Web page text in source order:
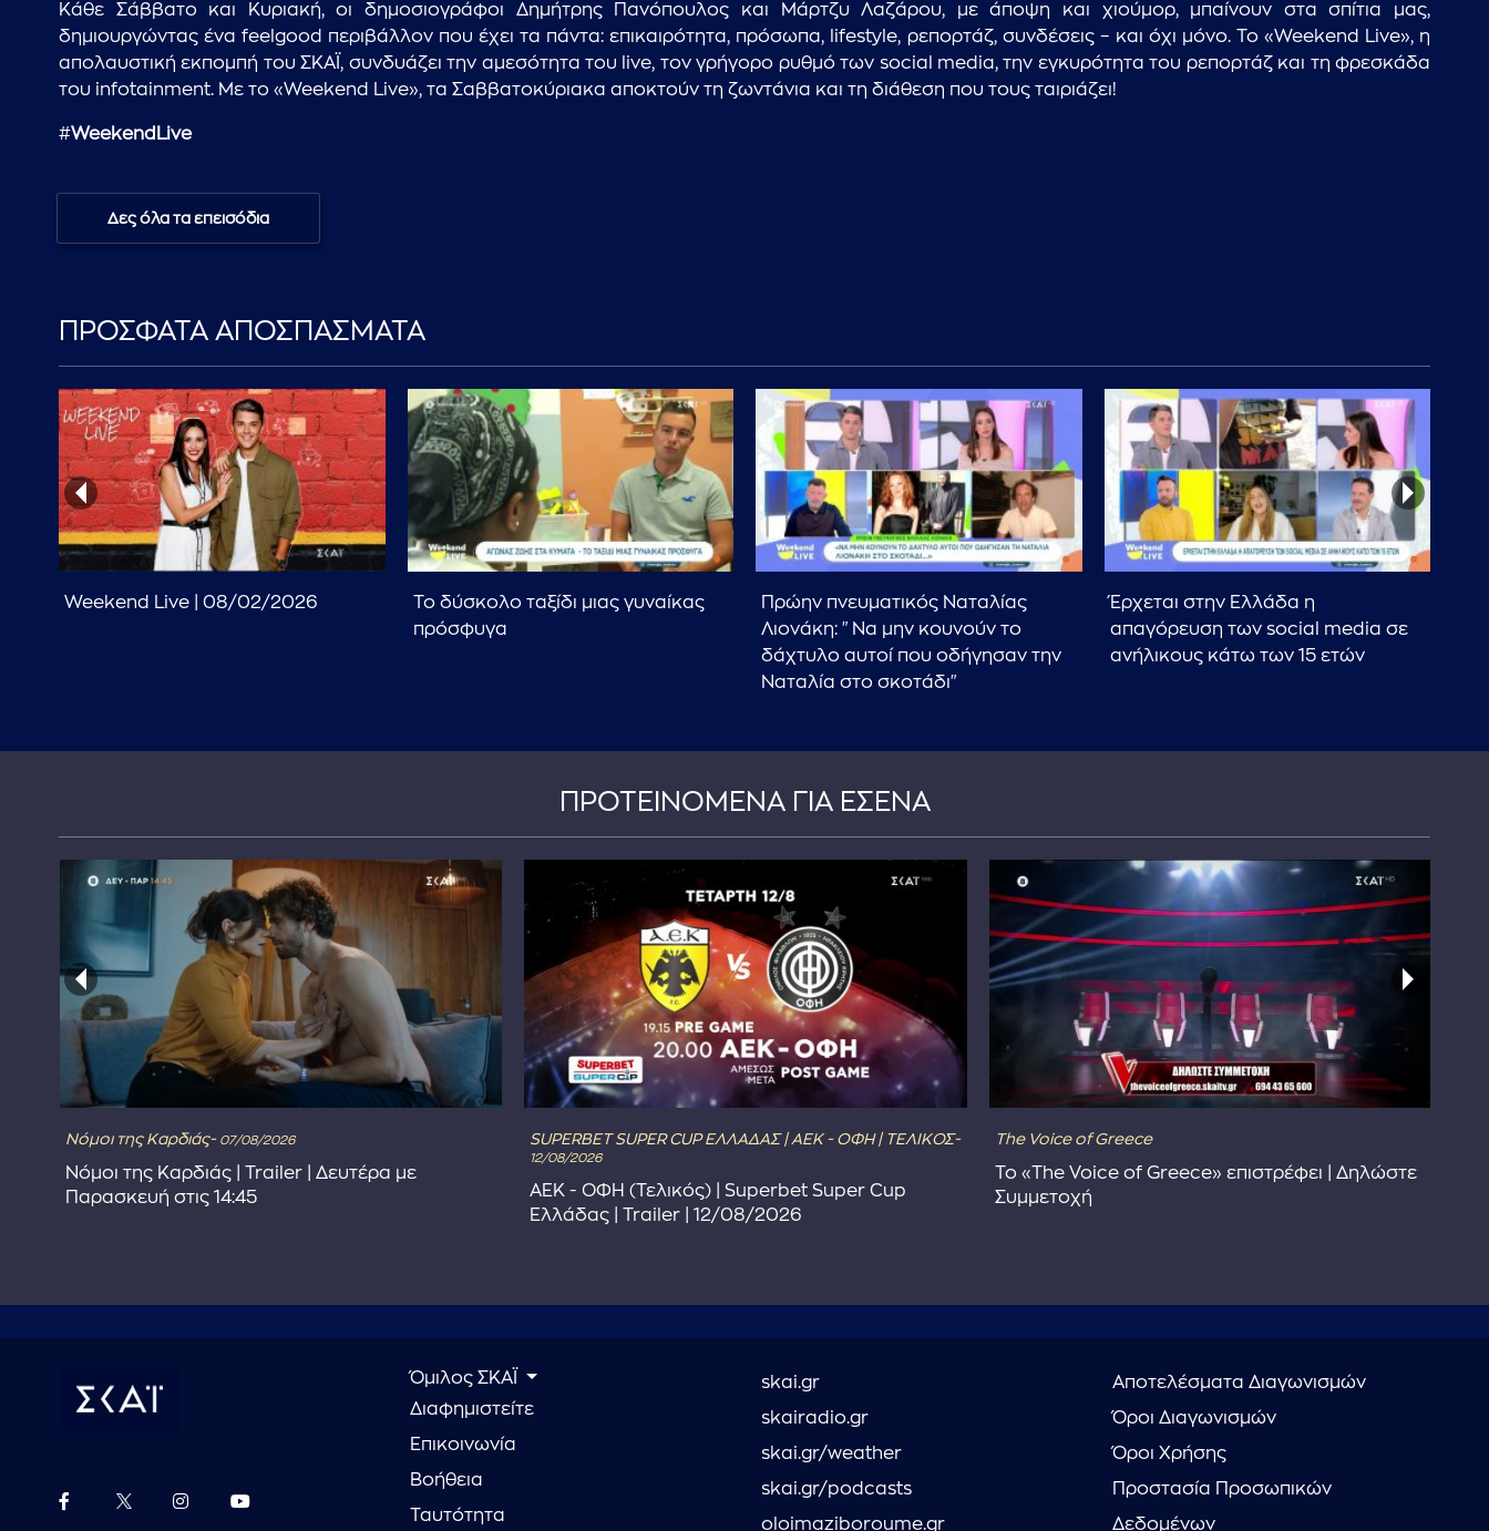
Κάθε Σάββατο και Κυριακή, οι δημοσιογράφοι Δημήτρης Πανόπουλος και Μάρτζυ Λαζάρου, με άποψη και χιούμορ, μπαίνουν στα σπίτια μας,
δημιουργώντας ένα feelgood περιβάλλον που έχει τα πάντα: επικαιρότητα, πρόσωπα, lifestyle, ρεπορτάζ, συνδέσεις – και όχι μόνο. Το «Weekend Live», η
απολαυστική εκπομπή του ΣΚΑΪ, συνδυάζει την αμεσότητα του live, τον γρήγορο ρυθμό των social media, την εγκυρότητα του ρεπορτάζ και τη φρεσκάδα
του infotainment. Με το «Weekend Live», τα Σαββατοκύριακα αποκτούν τη ζωντάνια και τη διάθεση που τους ταιριάζει!
#WeekendLive
Δες όλα τα επεισόδια
ΠΡΟΣΦΑΤΑ ΑΠΟΣΠΑΣΜΑΤΑ
Weekend Live | 08/02/2026
Το δύσκολο ταξίδι μιας γυναίκας
πρόσφυγα
Πρώην πνευματικός Ναταλίας
Λιονάκη: "Να μην κουνούν το
δάχτυλο αυτοί που οδήγησαν την
Ναταλία στο σκοτάδι"
Έρχεται στην Ελλάδα η
απαγόρευση των social media σε
ανήλικους κάτω των 15 ετών
ΠΡΟΤΕΙΝΟΜΕΝΑ ΓΙΑ ΕΣΕΝΑ
Νόμοι της Καρδιάς- 07/08/2026
Νόμοι της Καρδιάς | Trailer | Δευτέρα με
Παρασκευή στις 14:45
SUPERBET SUPER CUP ΕΛΛΑΔΑΣ | ΑΕΚ - ΟΦΗ | ΤΕΛΙΚΟΣ-
12/08/2026
ΑΕΚ - ΟΦΗ (Τελικός) | Superbet Super Cup
Ελλάδας | Trailer | 12/08/2026
The Voice of Greece
Το «The Voice of Greece» επιστρέφει | Δηλώστε
Συμμετοχή
Όμιλος ΣΚΑΪ
Διαφημιστείτε
Επικοινωνία
Βοήθεια
Ταυτότητα
skai.gr
skairadio.gr
skai.gr/weather
skai.gr/podcasts
oloimaziboroume.gr
Αποτελέσματα Διαγωνισμών
Όροι Διαγωνισμών
Όροι Χρήσης
Προστασία Προσωπικών
Δεδομένων